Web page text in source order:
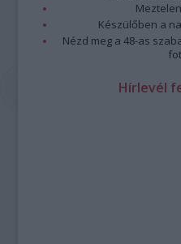
Készülőben a
Nézd meg a 48-as
Hírlevél